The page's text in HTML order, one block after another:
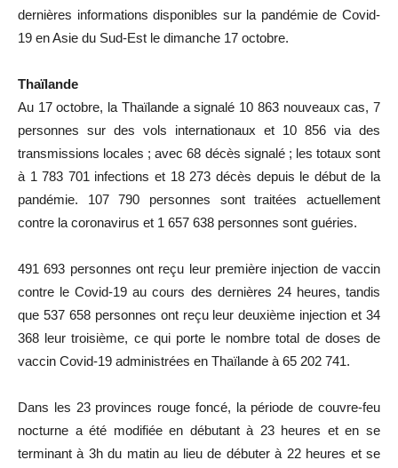
dernières informations disponibles sur la pandémie de Covid-
19 en Asie du Sud-Est le dimanche 17 octobre.
Thaïlande
Au 17 octobre, la Thaïlande a signalé 10 863 nouveaux cas, 7
personnes sur des vols internationaux et 10 856 via des
transmissions locales ; avec 68 décès signalé ; les totaux sont
à 1 783 701 infections et 18 273 décès depuis le début de la
pandémie. 107 790 personnes sont traitées actuellement
contre la coronavirus et 1 657 638 personnes sont guéries.
491 693 personnes ont reçu leur première injection de vaccin
contre le Covid-19 au cours des dernières 24 heures, tandis
que 537 658 personnes ont reçu leur deuxième injection et 34
368 leur troisième, ce qui porte le nombre total de doses de
vaccin Covid-19 administrées en Thaïlande à 65 202 741.
Dans les 23 provinces rouge foncé, la période de couvre-feu
nocturne a été modifiée en débutant à 23 heures et en se
terminant à 3h du matin au lieu de débuter à 22 heures et se